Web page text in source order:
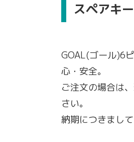
スペアキ
GOAL(ゴール)6
心・安全。
ご注文の場合は
さい。
納期につきまし